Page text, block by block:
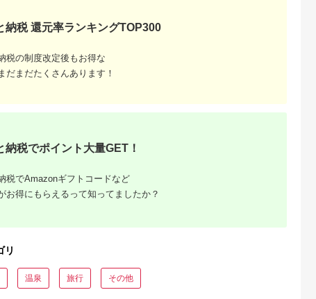
るさとチョイ
城市
助券
ブランド
入補助券
イウッド
ド ウエッ
円
出典：ふるさとチョイ
周辺ほか町内各所で利
寄付金額:10,000円 寄付金額:51,000円 寄付金額:14,000
納税 還元率ランキングTOP300
税の制度改定後もお得な
だまだたくさんあります！
納税でポイント大量GET！
税でAmazonギフトコードなど
お得にもらえるって知ってましたか？
リ
温泉 旅行 その他